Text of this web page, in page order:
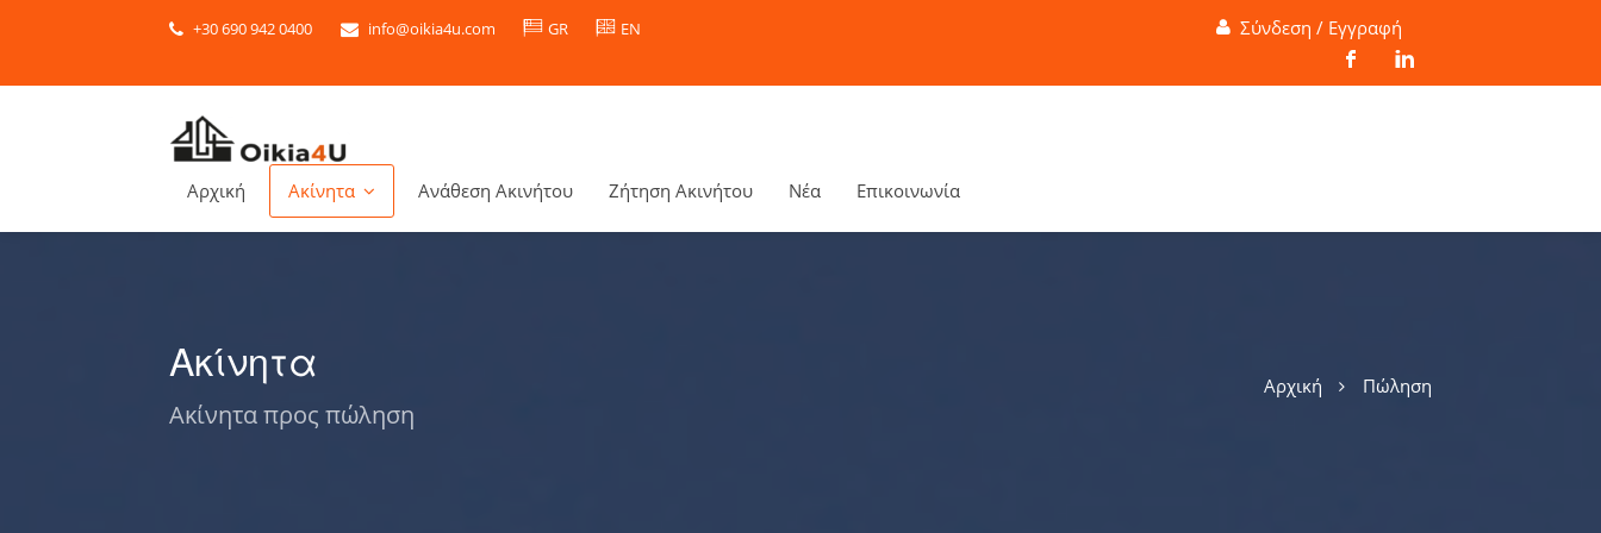
+30 690 942 0400 info@oikia4u.com GR EN Σύνδεση / Εγγραφή
Αρχική Ακίνητα Ανάθεση Ακινήτου Ζήτηση Ακινήτου Νέα Επικοινωνία
Ακίνητα
Ακίνητα προς πώληση
Αρχική Πώληση